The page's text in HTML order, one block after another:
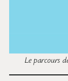
Le parcours